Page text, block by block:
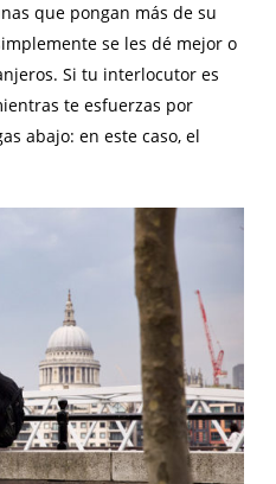
que pongan más de su
se les dé mejor o
Si tu interlocutor es
te esfuerzas por
abajo: en este caso, el